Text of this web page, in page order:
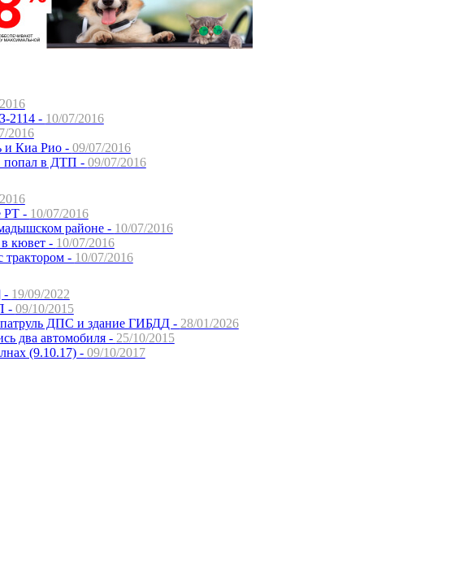
2114 - 10/07/2016
2016
и Киа Рио - 09/07/2016
попал в ДТП - 09/07/2016
РТ - 10/07/2016
районе - 10/07/2016
кювет - 10/07/2016
трактором - 10/07/2016
- 19/09/2022
- 09/10/2015
ДПС и здание ГИБДД - 28/01/2026
два автомобиля - 25/10/2015
(9.10.17) - 09/10/2017